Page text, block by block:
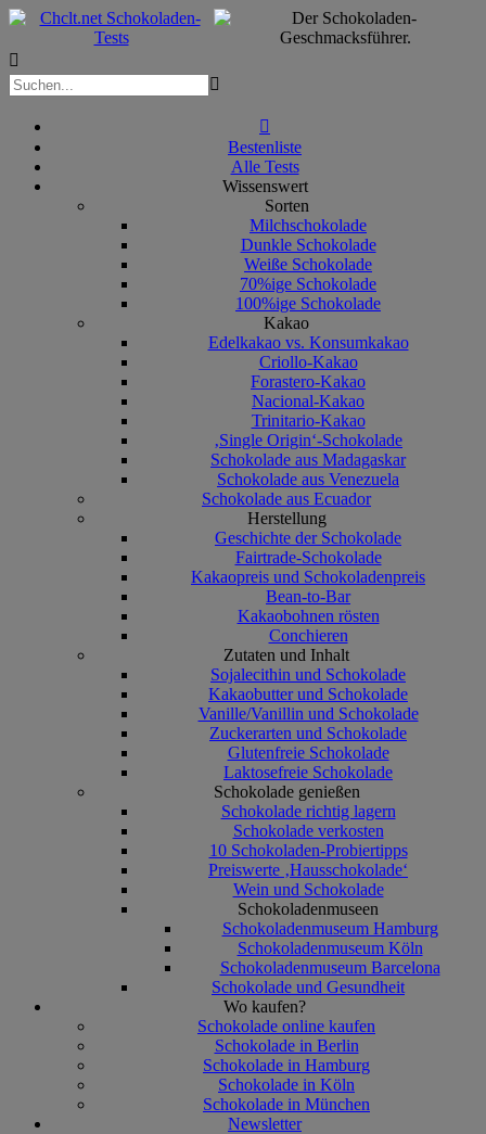



Bestenliste
Alle Tests
Wissenswert
Sorten
Milchschokolade
Dunkle Schokolade
Weiße Schokolade
70%ige Schokolade
100%ige Schokolade
Kakao
Edelkakao vs. Konsumkakao
Criollo-Kakao
Forastero-Kakao
Nacional-Kakao
Trinitario-Kakao
‚Single Origin‘-Schokolade
Schokolade aus Madagaskar
Schokolade aus Venezuela
Schokolade aus Ecuador
Herstellung
Geschichte der Schokolade
Fairtrade-Schokolade
Kakaopreis und Schokoladenpreis
Bean-to-Bar
Kakaobohnen rösten
Conchieren
Zutaten und Inhalt
Sojalecithin und Schokolade
Kakaobutter und Schokolade
Vanille/Vanillin und Schokolade
Zuckerarten und Schokolade
Glutenfreie Schokolade
Laktosefreie Schokolade
Schokolade genießen
Schokolade richtig lagern
Schokolade verkosten
10 Schokoladen-Probiertipps
Preiswerte ‚Hausschokolade‘
Wein und Schokolade
Schokoladenmuseen
Schokoladenmuseum Hamburg
Schokoladenmuseum Köln
Schokoladenmuseum Barcelona
Schokolade und Gesundheit
Wo kaufen?
Schokolade online kaufen
Schokolade in Berlin
Schokolade in Hamburg
Schokolade in Köln
Schokolade in München
Newsletter